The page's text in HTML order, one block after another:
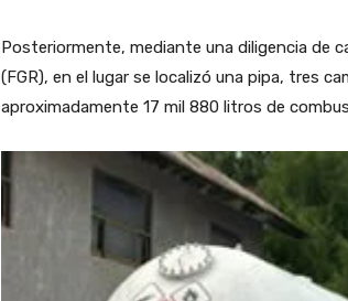
Posteriormente, mediante una diligencia de
(FGR), en el lugar se localizó una pipa, tres
aproximadamente 17 mil 880 litros de